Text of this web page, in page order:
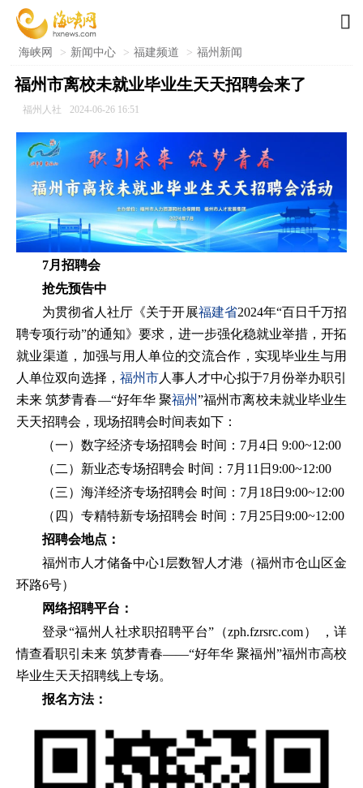

海峡网 > 新闻中心 > 福建频道 > 福州新闻
福州市离校未就业毕业生天天招聘会来了
福州人社 2024-06-26 16:51
7月招聘会
抢先预告中
为贯彻省人社厅《关于开展福建省2024年“百日千万招
聘专项行动”的通知》要求，进一步强化稳就业举措，开拓
就业渠道，加强与用人单位的交流合作，实现毕业生与用
人单位双向选择， 福州市人事人才中心拟于7月份举办职引
未来 筑梦青春—“好年华 聚福州”福州市离校未就业毕业生
天天招聘会，现场招聘会时间表如下：
（一）数字经济专场招聘会 时间：7月4日 9:00~12:00
（二）新业态专场招聘会 时间：7月11日9:00~12:00
（三）海洋经济专场招聘会 时间：7月18日9:00~12:00
（四）专精特新专场招聘会 时间：7月25日9:00~12:00
招聘会地点：
福州市人才储备中心1层数智人才港（福州市仓山区金
环路6号）
网络招聘平台：
登录“福州人社求职招聘平台”（zph.fzrsrc.com） ，详
情查看职引未来 筑梦青春——“好年华 聚福州”福州市高校
毕业生天天招聘线上专场。
报名方法：